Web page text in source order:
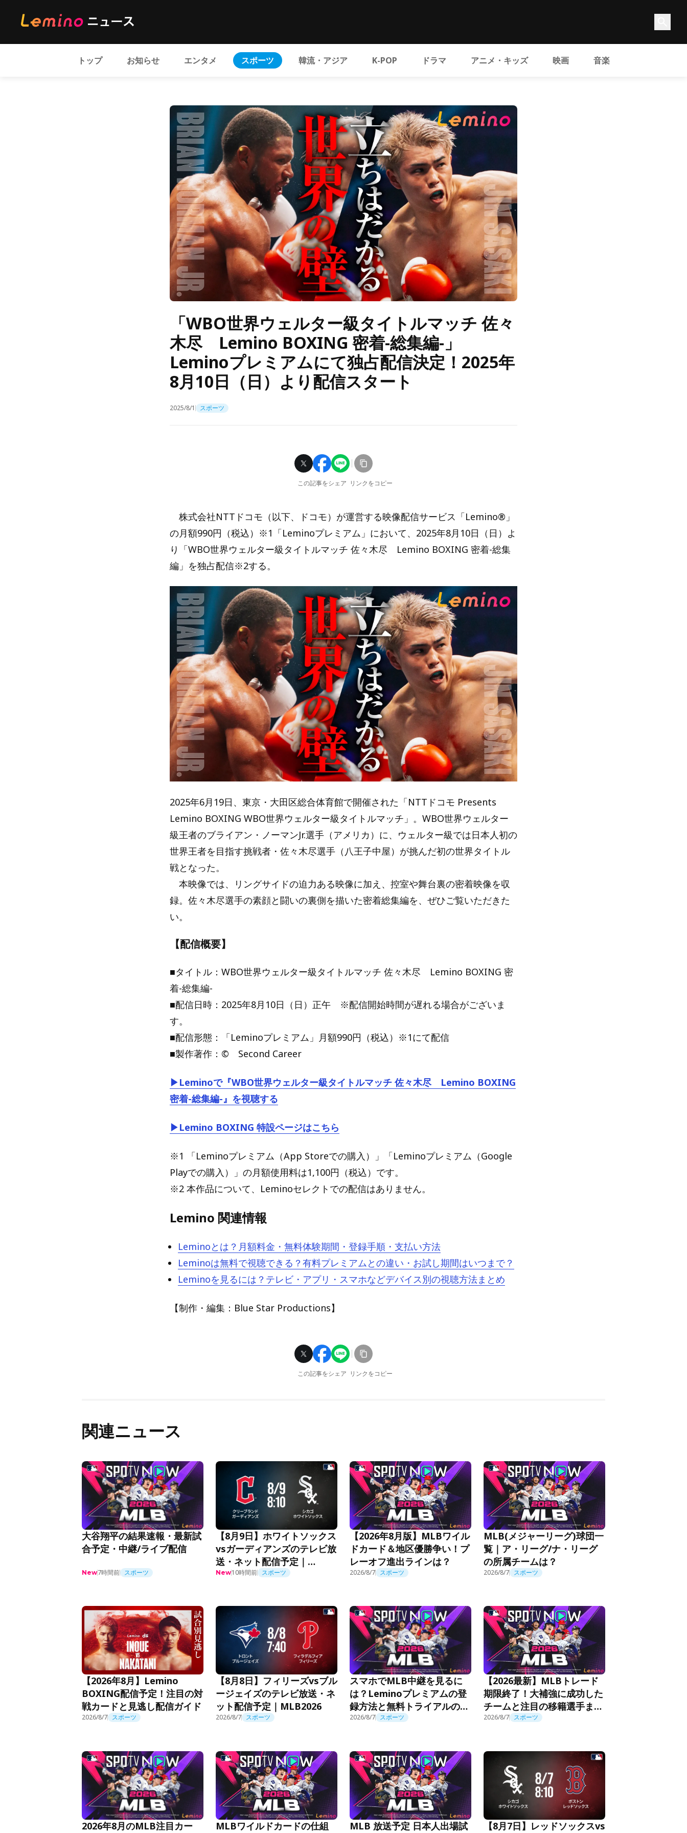
トップ お知らせ エンタメ スポーツ 韓流・アジア K-POP ドラマ アニメ・キッズ 映画 音楽
「WBO世界ウェルター級タイトルマッチ 佐々
木尽 Lemino BOXING 密着-総集編-」
Leminoプレミアムにて独占配信決定！2025年
8月10日（日）より配信スタート
2025/8/1 スポーツ
この記事をシェア リンクをコピー
株式会社NTTドコモ（以下、ドコモ）が運営する映像配信サービス「Lemino®」
の月額990円（税込）※1「Leminoプレミアム」において、2025年8月10日（日）よ
り「WBO世界ウェルター級タイトルマッチ 佐々木尽 Lemino BOXING 密着-総集
編」を独占配信※2する。
2025年6月19日、東京・大田区総合体育館で開催された「NTTドコモ Presents
Lemino BOXING WBO世界ウェルター級タイトルマッチ」。WBO世界ウェルター
級王者のブライアン・ノーマンJr.選手（アメリカ）に、ウェルター級では日本人初の
世界王者を目指す挑戦者・佐々木尽選手（八王子中屋）が挑んだ初の世界タイトル
戦となった。
本映像では、リングサイドの迫力ある映像に加え、控室や舞台裏の密着映像を収
録。佐々木尽選手の素顔と闘いの裏側を描いた密着総集編を、ぜひご覧いただきた
い。
【配信概要】
■タイトル：WBO世界ウェルター級タイトルマッチ 佐々木尽 Lemino BOXING 密
着-総集編-
■配信日時：2025年8月10日（日）正午 ※配信開始時間が遅れる場合がございま
す。
■配信形態：「Leminoプレミアム」月額990円（税込）※1にて配信
■製作著作：© Second Career
▶Leminoで『WBO世界ウェルター級タイトルマッチ 佐々木尽 Lemino BOXING
密着-総集編-』を視聴する
▶Lemino BOXING 特設ページはこちら
※1 「Leminoプレミアム（App Storeでの購入）」「Leminoプレミアム（Google
Playでの購入）」の月額使用料は1,100円（税込）です。
※2 本作品について、Leminoセレクトでの配信はありません。
Lemino 関連情報
Leminoとは？月額料金・無料体験期間・登録手順・支払い方法
Leminoは無料で視聴できる？有料プレミアムとの違い・お試し期間はいつまで？
Leminoを見るには？テレビ・アプリ・スマホなどデバイス別の視聴方法まとめ
【制作・編集：Blue Star Productions】
この記事をシェア リンクをコピー
関連ニュース
大谷翔平の結果速報・最新試
合予定・中継/ライブ配信
New7時間前 スポーツ
【8月9日】ホワイトソックス
vsガーディアンズのテレビ放
送・ネット配信予定｜
MLB2026
New10時間前 スポーツ
【2026年8月版】MLBワイル
ドカード＆地区優勝争い！プ
レーオフ進出ラインは？
2026/8/7 スポーツ
MLB(メジャーリーグ)球団一
覧｜ア・リーグ/ナ・リーグ
の所属チームは？
2026/8/7 スポーツ
【2026年8月】Lemino
BOXING配信予定！注目の対
戦カードと見逃し配信ガイド
2026/8/7 スポーツ
【8月8日】フィリーズvsブル
ージェイズのテレビ放送・ネ
ット配信予定｜MLB2026
2026/8/7 スポーツ
スマホでMLB中継を見るに
は？Leminoプレミアムの登
録方法と無料トライアルの活
用法
2026/8/7 スポーツ
【2026最新】MLBトレード
期限終了！大補強に成功した
チームと注目の移籍選手まと
め
2026/8/7 スポーツ
2026年8月のMLB注目カー
MLBワイルドカードの仕組
MLB 放送予定 日本人出場試
【8月7日】レッドソックスvs